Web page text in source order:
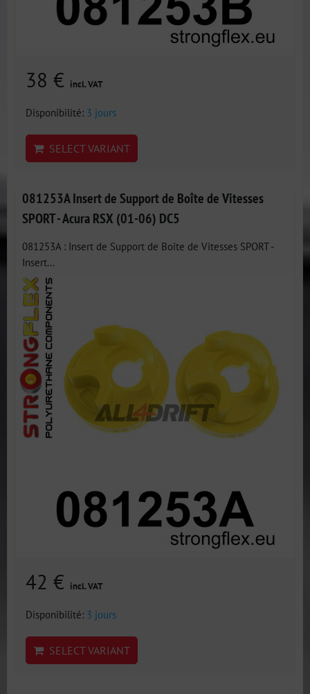
38 € incl. VAT
Disponibilité: 3 jours
SELECT VARIANT
081253A Insert de Support de Boîte de Vitesses
SPORT - Acura RSX (01-06) DC5
081253A : Insert de Support de Boîte de Vitesses SPORT -
Insert...
42 € incl. VAT
Disponibilité: 3 jours
SELECT VARIANT